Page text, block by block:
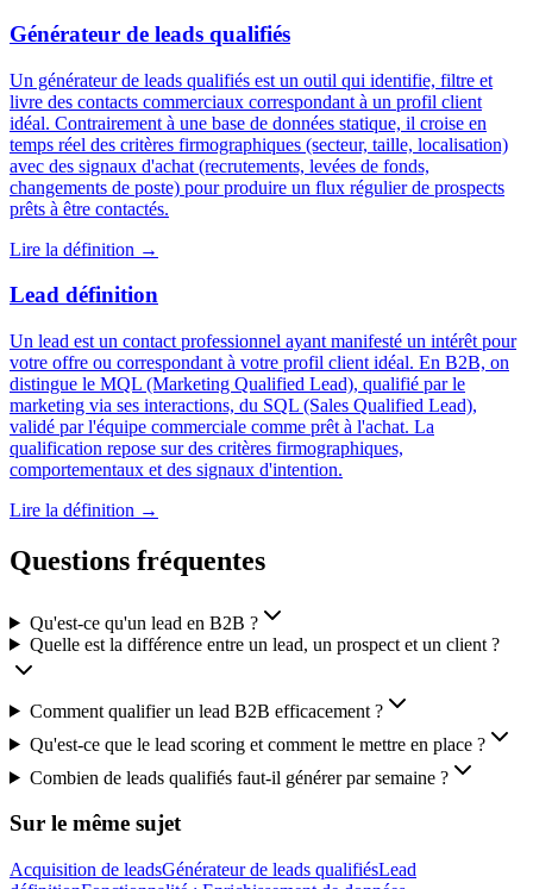
Générateur de leads qualifiés
Un générateur de leads qualifiés est un outil qui identifie, filtre et
livre des contacts commerciaux correspondant à un profil client
idéal. Contrairement à une base de données statique, il croise en
temps réel des critères firmographiques (secteur, taille, localisation)
avec des signaux d'achat (recrutements, levées de fonds,
changements de poste) pour produire un flux régulier de prospects
prêts à être contactés.
Lire la définition →
Lead définition
Un lead est un contact professionnel ayant manifesté un intérêt pour
votre offre ou correspondant à votre profil client idéal. En B2B, on
distingue le MQL (Marketing Qualified Lead), qualifié par le
marketing via ses interactions, du SQL (Sales Qualified Lead),
validé par l'équipe commerciale comme prêt à l'achat. La
qualification repose sur des critères firmographiques,
comportementaux et des signaux d'intention.
Lire la définition →
Questions fréquentes
Qu'est-ce qu'un lead en B2B ?
Quelle est la différence entre un lead, un prospect et un client ?
Comment qualifier un lead B2B efficacement ?
Qu'est-ce que le lead scoring et comment le mettre en place ?
Combien de leads qualifiés faut-il générer par semaine ?
Sur le même sujet
Acquisition de leadsGénérateur de leads qualifiésLead